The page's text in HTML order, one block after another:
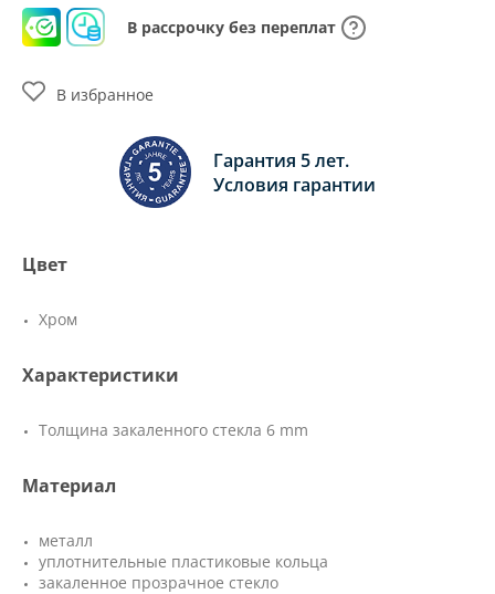
В рассрочку без переплат
Гарантия 5 лет.
Условия гарантии
В избранное
Цвет
Хром
Характеристики
Толщина закаленного стекла 6 mm
Материал
металл
уплотнительные пластиковые кольца
закаленное прозрачное стекло